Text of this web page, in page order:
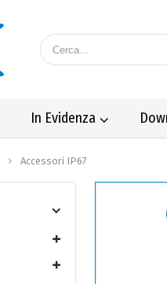
In Evidenza
Accessori IP67